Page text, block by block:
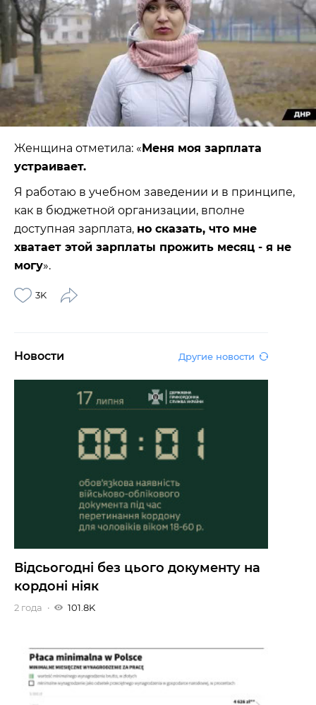
Женщина отметила: «Меня моя зарплата
устраивает.
Я работаю в учебном заведении и в принципе,
как в бюджетной организации, вполне
доступная зарплата, но сказать, что мне
хватает этой зарплаты прожить месяц - я не
могу».
3K
Новости Другие новости
Відсьогодні без цього документу на
кордоні ніяк
2 года 101.8K